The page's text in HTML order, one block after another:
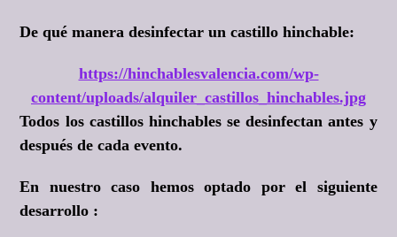
De qué manera desinfectar un castillo hinchable:
https://hinchablesvalencia.com/wp-
content/uploads/alquiler_castillos_hinchables.jpg
Todos los castillos hinchables se desinfectan antes y
después de cada evento.
En nuestro caso hemos optado por el siguiente
desarrollo :